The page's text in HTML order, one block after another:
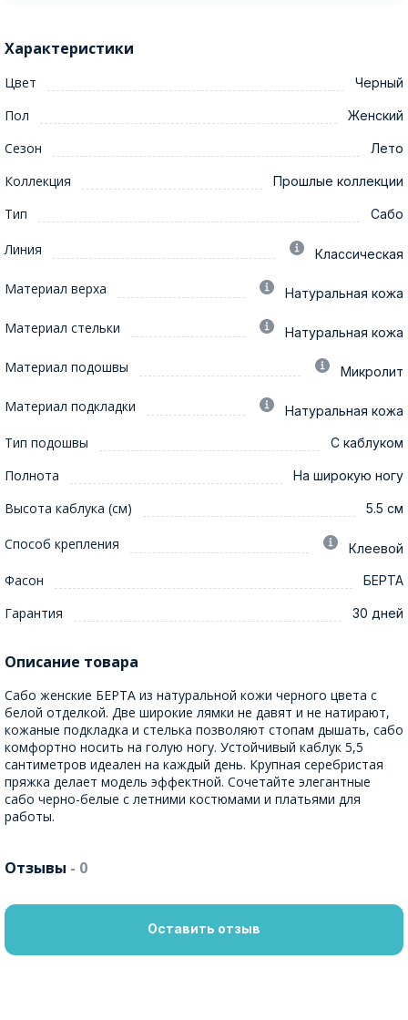
Характеристики
Цвет Черный
Пол Женский
Сезон Лето
Коллекция Прошлые коллекции
Тип Сабо
Линия Классическая
Материал верха Натуральная кожа
Материал стельки Натуральная кожа
Материал подошвы Микролит
Материал подкладки Натуральная кожа
Тип подошвы С каблуком
Полнота На широкую ногу
Высота каблука (см) 5.5 см
Способ крепления Клеевой
Фасон БЕРТА
Гарантия 30 дней
Описание товара
Сабо женские БЕРТА из натуральной кожи черного цвета с
белой отделкой. Две широкие лямки не давят и не натирают,
кожаные подкладка и стелька позволяют стопам дышать, сабо
комфортно носить на голую ногу. Устойчивый каблук 5,5
сантиметров идеален на каждый день. Крупная серебристая
пряжка делает модель эффектной. Сочетайте элегантные
сабо черно-белые с летними костюмами и платьями для
работы.
Отзывы - 0
Оставить отзыв